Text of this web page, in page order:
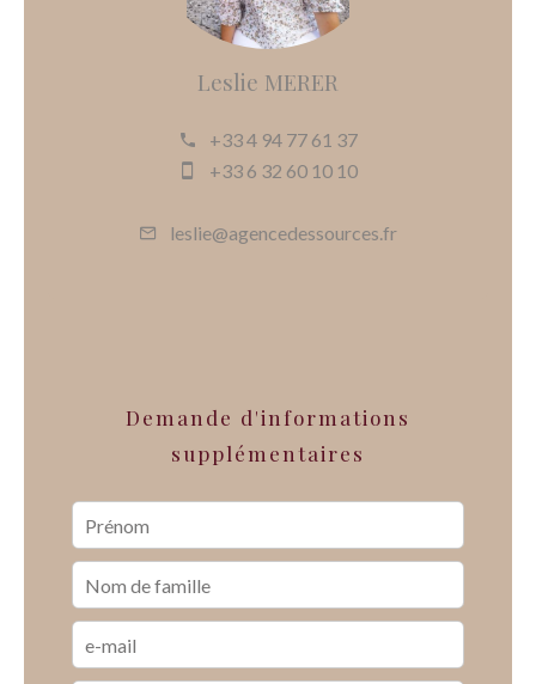
Leslie MERER
+33 4 94 77 61 37
+33 6 32 60 10 10
leslie@agencedessources.fr
Demande d'informations
supplémentaires